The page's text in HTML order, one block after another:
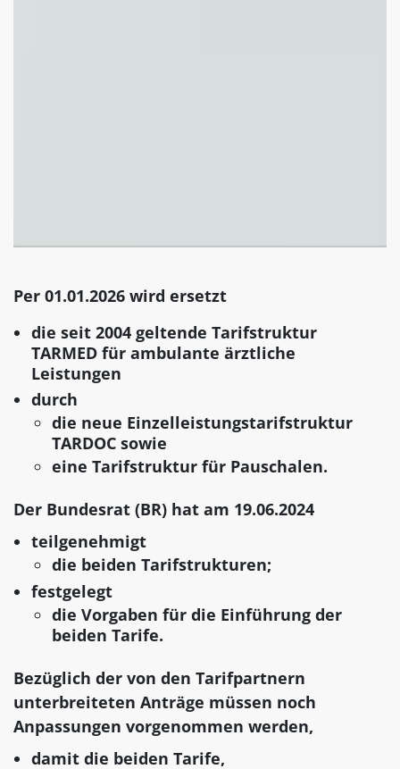
Per 01.01.2026 wird ersetzt
die seit 2004 geltende Tarifstruktur
TARMED für ambulante ärztliche
Leistungen
durch
die neue Einzelleistungstarifstruktur
TARDOC sowie
eine Tarifstruktur für Pauschalen.
Der Bundesrat (BR) hat am 19.06.2024
teilgenehmigt
die beiden Tarifstrukturen;
festgelegt
die Vorgaben für die Einführung der
beiden Tarife.
Bezüglich der von den Tarifpartnern
unterbreiteten Anträge müssen noch
Anpassungen vorgenommen werden,
damit die beiden Tarife,